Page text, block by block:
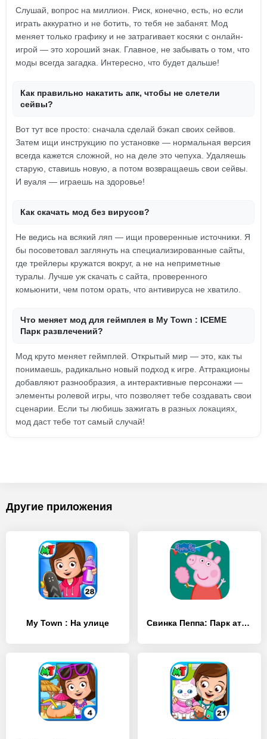
Слушай, вопрос на миллион. Риск, конечно, есть, но если
играть аккуратно и не ботить, то тебя не забанят. Мод
меняет только графику и не затрагивает косяки с онлайн-
игрой — это хороший знак. Главное, не забывать о том, что
моды всегда загадка. Интересно, что будет дальше!
Как правильно накатить апк, чтобы не слетели
сейвы?
Вот тут все просто: сначала сделай бэкап своих сейвов.
Затем ищи инструкцию по установке — нормальная версия
всегда кажется сложной, но на деле это чепуха. Удаляешь
старую, ставишь новую, а потом возвращаешь свои сейвы.
И вуаля — играешь на здоровье!
Как скачать мод без вирусов?
Не ведись на всякий ляп — ищи проверенные источники. Я
бы посоветовал заглянуть на специализированные сайты,
где трейлеры кружатся вокруг, а не на неприметные
туралы. Лучше уж скачать с сайта, проверенного
комьюнити, чем потом орать, что антивируса не хватило.
Что меняет мод для геймплея в My Town : ICEME
Парк развлечений?
Мод круто меняет геймплей. Открытый мир — это, как ты
понимаешь, радикально новый подход к игре. Аттракционы
добавляют разнообразия, а интерактивные персонажи —
элементы ролевой игры, что позволяет тебе создавать свои
сценарии. Если ты любишь зажигать в разных локациях,
мод даст тебе тот самый случай!
Другие приложения
My Town : На улице Свинка Пеппа: Парк аттракционов